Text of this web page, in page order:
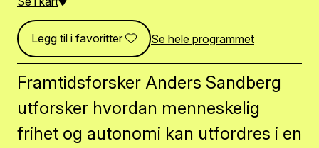
Legg til i favoritter Se hele programmet
Framtidsforsker Anders Sandberg
utforsker hvordan menneskelig
frihet og autonomi kan utfordres i en